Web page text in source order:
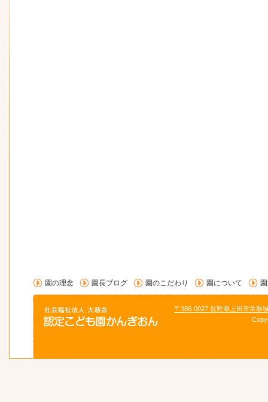
園の理念 園長ブログ 園のこだわり 園について
〒386-0027 長野県上田市常磐